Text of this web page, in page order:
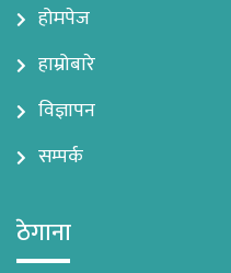
होमपेज
हाम्रोबारे
विज्ञापन
सम्पर्क
ठेगाना